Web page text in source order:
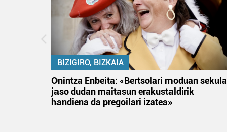
BIZIGIRO, BIZKAIA
Onintza Enbeita: «Bertsolari moduan sekula
jaso dudan maitasun erakustaldirik
handiena da pregoilari izatea»